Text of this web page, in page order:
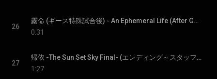
26
露命 (ギース特殊試合後) - An Ephemeral Life (After Geese's Special Match)
0:31
27
帰依 -The Sun Set Sky Final- (エンディング～スタッフ・ロール) - Devotion -The Sun Set Sky Final- (Ending ～ Staff Roll)
1:27